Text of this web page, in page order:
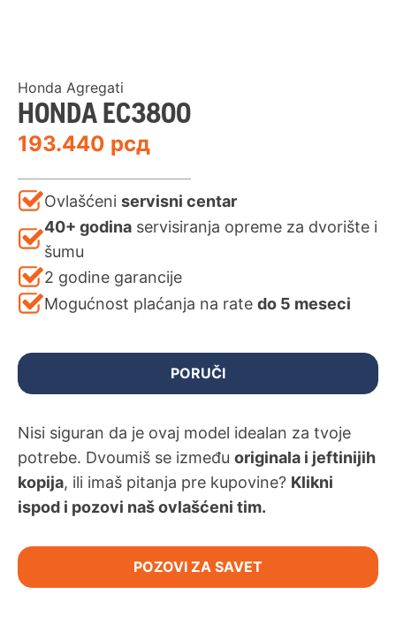
Honda Agregati
HONDA EC3800
193.440 рсд
Ovlašćeni servisni centar
40+ godina servisiranja opreme za dvorište i
šumu
2 godine garancije
Mogućnost plaćanja na rate do 5 meseci
PORUČI
Nisi siguran da je ovaj model idealan za tvoje
potrebe. Dvoumiš se između originala i jeftinijih
kopija, ili imaš pitanja pre kupovine? Klikni
ispod i pozovi naš ovlašćeni tim.
POZOVI ZA SAVET